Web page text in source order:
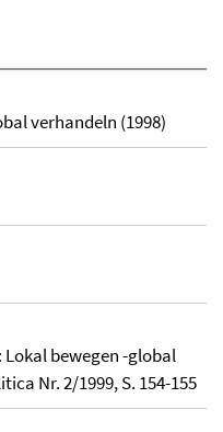
verhandeln (1998)
Lokal bewegen -global
Nr. 2/1999, S. 154-155